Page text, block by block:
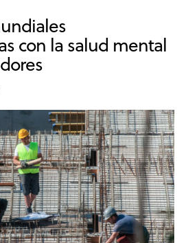
con la salud mental